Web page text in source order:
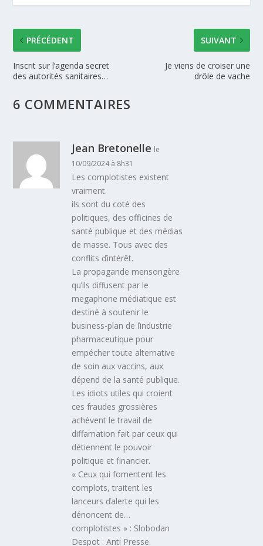
PRÉCÉDENT
Inscrit sur l’agenda secret
des autorités sanitaires…
SUIVANT
Je viens de croiser une
drôle de vache
6 COMMENTAIRES
Jean Bretonelle le
10/09/2024 à 8h31
Les complotistes existent
vraiment.
ils sont du coté des
politiques, des officines de
santé publique et des médias
de masse. Tous avec des
conflits ďintérêt.
La propagande mensongère
qu’ils diffusent par le
megaphone médiatique est
destiné à soutenir le
business-plan de ľindustrie
pharmaceutique pour
empécher toute alternative
de soin aux vaccins, aux
dépend de la santé publique.
Les idiots utiles qui croient
ces fraudes grossières
achèvent le travail de
diffamation fait par ceux qui
détiennent le pouvoir
politique et financier.
« Ceux qui fomentent les
complots, traitent les
lanceurs ďalerte qui les
dénoncent de…
complotistes » : Slobodan
Despot : Anti Presse.